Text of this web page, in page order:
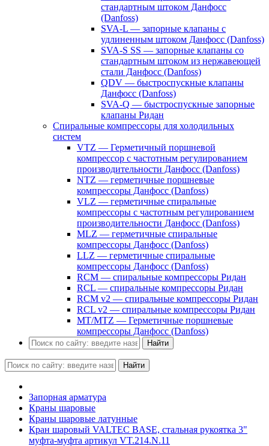
стандартным штоком Данфосс
(Danfoss)
SVA-L — запорные клапаны с
удлиненным штоком Данфосс (Danfoss)
SVA-S SS — запорные клапаны со
стандартным штоком из нержавеющей
стали Данфосс (Danfoss)
QDV — быстроспускные клапаны
Данфосс (Danfoss)
SVA-Q — быстроспускные запорные
клапаны Ридан
Спиральные компрессоры для холодильных
систем
VTZ — Герметичный поршневой
компрессор с частотным регулированием
производительности Данфосс (Danfoss)
NTZ — герметичные поршневые
компрессоры Данфосс (Danfoss)
VLZ — герметичные спиральные
компрессоры с частотным регулированием
производительности Данфосс (Danfoss)
MLZ — герметичные спиральные
компрессоры Данфосс (Danfoss)
LLZ — герметичные спиральные
компрессоры Данфосс (Danfoss)
RCM — спиральные компрессоры Ридан
RCL — спиральные компрессоры Ридан
RCM v2 — спиральные компрессоры Ридан
RCL v2 — спиральные компрессоры Ридан
MT/MTZ — Герметичные поршневые
компрессоры Данфосс (Danfoss)
Найти
Найти
Запорная арматура
Краны шаровые
Краны шаровые латунные
Кран шаровый VALTEC BASE, стальная рукоятка 3"
муфта-муфта артикул VT.214.N.11